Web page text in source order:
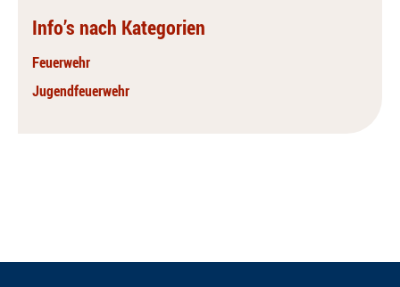
Info’s nach Kategorien
Feuerwehr
Jugendfeuerwehr